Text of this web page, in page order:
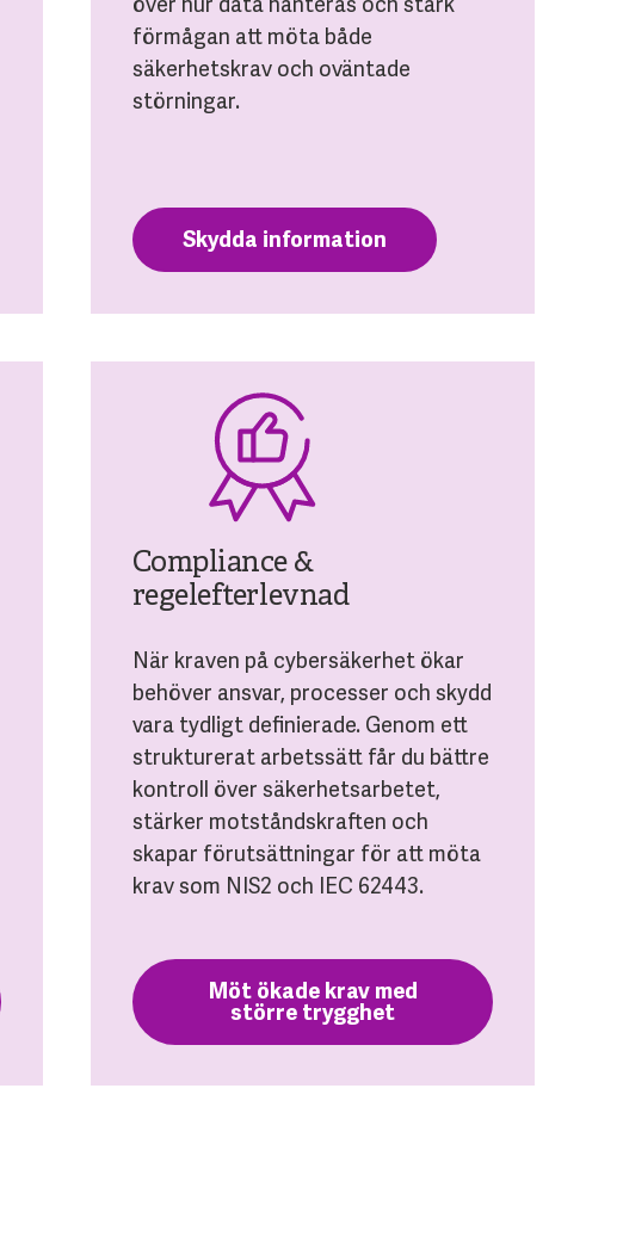
förmågan att möta både
säkerhetskrav och oväntade
störningar.
Skydda information
Compliance &
regelefterlevnad
När kraven på cybersäkerhet ökar
behöver ansvar, processer och skydd
vara tydligt definierade. Genom ett
strukturerat arbetssätt får du bättre
kontroll över säkerhetsarbetet,
stärker motståndskraften och
skapar förutsättningar för att möta
krav som NIS2 och IEC 62443.
Möt ökade krav med
större trygghet